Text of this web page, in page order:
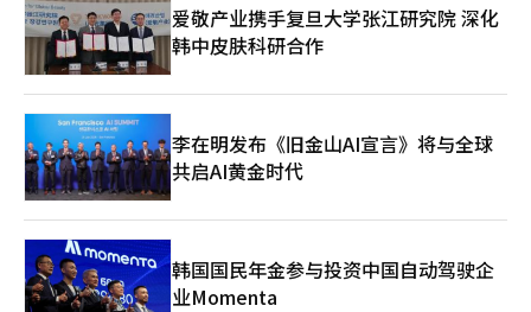
爱敬产业携手复旦大学张江研究院 深化
韩中皮肤科研合作
李在明发布《旧金山AI宣言》将与全球
共启AI黄金时代
韩国国民年金参与投资中国自动驾驶企
业Momenta